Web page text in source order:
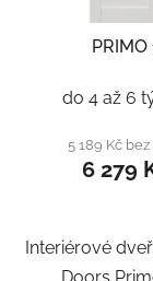
PRIMO
do 4 až 6
5 189 Kč bez
6 279
Interiérové